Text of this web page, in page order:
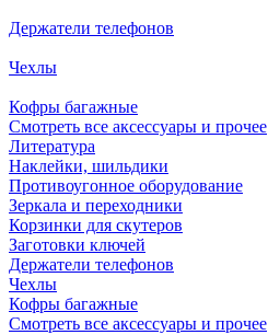
Держатели телефонов
Чехлы
Кофры багажные
Смотреть все аксессуары и прочее
Литература
Наклейки, шильдики
Противоугонное оборудование
Зеркала и переходники
Корзинки для скутеров
Заготовки ключей
Держатели телефонов
Чехлы
Кофры багажные
Смотреть все аксессуары и прочее